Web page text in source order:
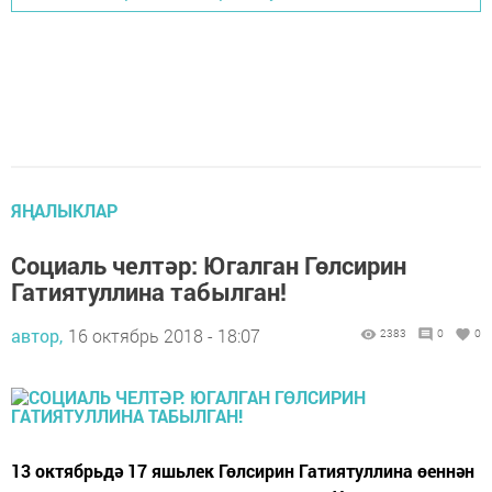
ЯҢАЛЫКЛАР
Социаль челтәр: Югалган Гөлсирин
Гатиятуллина табылган!
автор, 16 октябрь 2018 - 18:07 2383 0 0
13 октябрьдә 17 яшьлек Гөлсирин Гатиятуллина өеннән